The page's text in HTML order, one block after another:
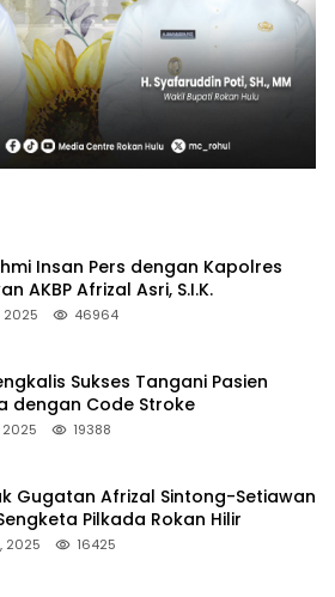
Insan Pers dengan Kapolres
AKBP Afrizal Asri, S.I.K.
2025 46964
Sukses Tangani Pasien
dengan Code Stroke
19388
Gugatan Afrizal Sintong-Setiawan
Pilkada Rokan Hilir
2025 16425